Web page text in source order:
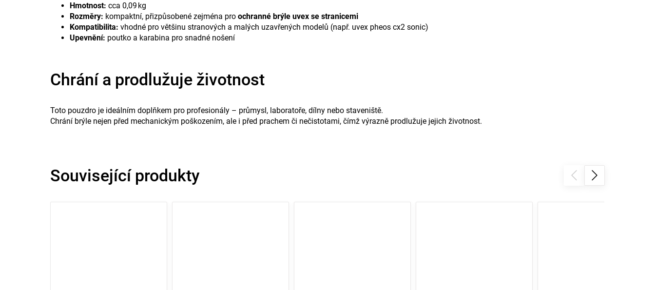
Související produkty
Hmotnost: cca 0,09 kg
Rozměry: kompaktní, přizpůsobené zejména pro ochranné brýle uvex se stranicemi
Kompatibilita: vhodné pro většinu stranových a malých uzavřených modelů (např. uvex pheos cx2 sonic)
Upevnění: poutko a karabina pro snadné nošení
Chrání a prodlužuje životnost
Toto pouzdro je ideálním doplňkem pro profesionály – průmysl, laboratoře, dílny nebo staveniště.
Chrání brýle nejen před mechanickým poškozením, ale i před prachem či nečistotami, čímž výrazně prodlužuje jejich životnost.